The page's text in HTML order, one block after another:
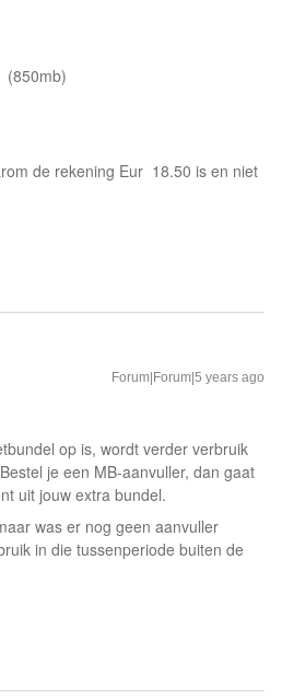
de rekening Eur 18.50 is en niet
Forum|Forum|5 years ago
op is, wordt verder verbruik
je een MB-aanvuller, dan gaat
uit jouw extra bundel.
was er nog geen aanvuller
in die tussenperiode buiten de